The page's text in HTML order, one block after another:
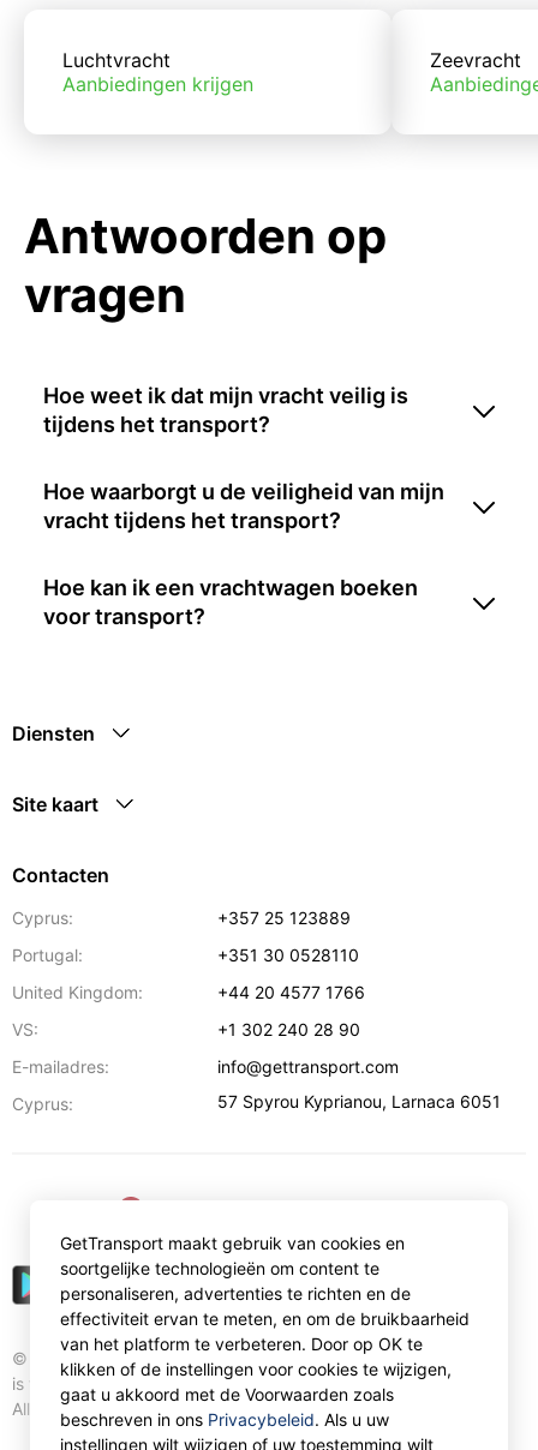
Luchtvracht
Aanbiedingen krijgen
Zeevracht
Antwoorden op
vragen
Hoe weet ik dat mijn vracht veilig is
tijdens het transport?
Hoe waarborgt u de veiligheid van mijn
vracht tijdens het transport?
Hoe kan ik een vrachtwagen boeken
voor transport?
Diensten
Site kaart
Contacten
Cyprus:
+357 25 123889
Portugal:
+351 30 0528110
United Kingdom:
+44 20 4577 1766
VS:
+1 302 240 28 90
E-mailadres:
info@gettransport.com
Cyprus:
57 Spyrou Kyprianou, Larnaca 6051
© Gettransport International Limited. GetTransport®
is trademark of Gettransport International Limited.
All rights reserved.
GetTransport maakt gebruik van cookies en
soortgelijke technologieën om content te
personaliseren, advertenties te richten en de
effectiviteit ervan te meten, en om de bruikbaarheid
van het platform te verbeteren. Door op OK te
klikken of de instellingen voor cookies te wijzigen,
gaat u akkoord met de Voorwaarden zoals
beschreven in ons Privacybeleid. Als u uw
instellingen wilt wijzigen of uw toestemming wilt